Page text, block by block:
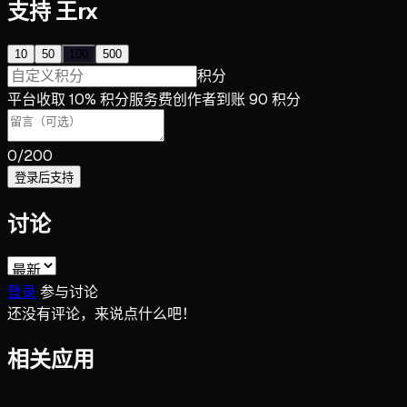
支持 王rx
10 50 100 500
积分
平台收取 10% 积分服务费创作者到账 90 积分
0/200
登录后支持
讨论
登录 参与讨论
还没有评论，来说点什么吧！
相关应用